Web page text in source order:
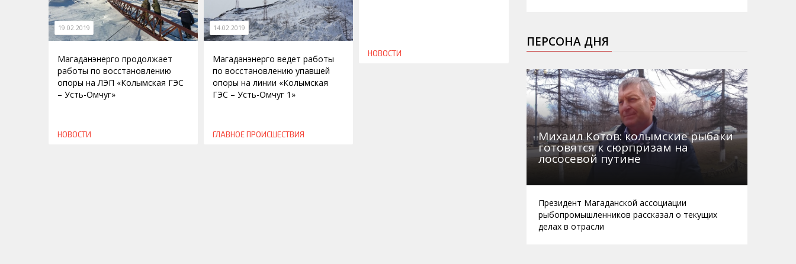
19.02.2019
Магаданэнерго продолжает
работы по восстановлению
опоры на ЛЭП «Колымская ГЭС
– Усть-Омчуг»
НОВОСТИ
14.02.2019
Магаданэнерго ведет работы
по восстановлению упавшей
опоры на линии «Колымская
ГЭС – Усть-Омчуг 1»
ГЛАВНОЕ ПРОИСШЕСТВИЯ
НОВОСТИ
ПЕРСОНА ДНЯ
Михаил Котов: колымские рыбаки
готовятся к сюрпризам на
лососевой путине
Президент Магаданской ассоциации
рыбопромышленников рассказал о текущих
делах в отрасли